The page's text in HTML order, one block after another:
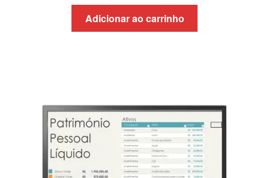
Adicionar ao carrinho